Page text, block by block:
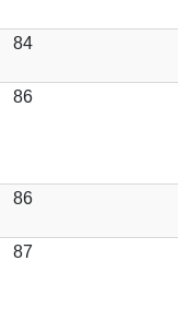
84
86
86
87